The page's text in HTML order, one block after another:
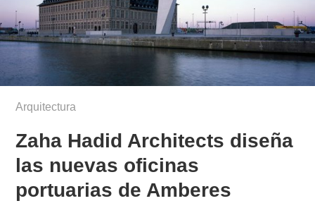
Arquitectura
Zaha Hadid Architects diseña
las nuevas oficinas
portuarias de Amberes